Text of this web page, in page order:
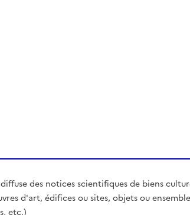
des notices scientifiques de biens
d'art, édifices ou sites, objets ou
etc.)